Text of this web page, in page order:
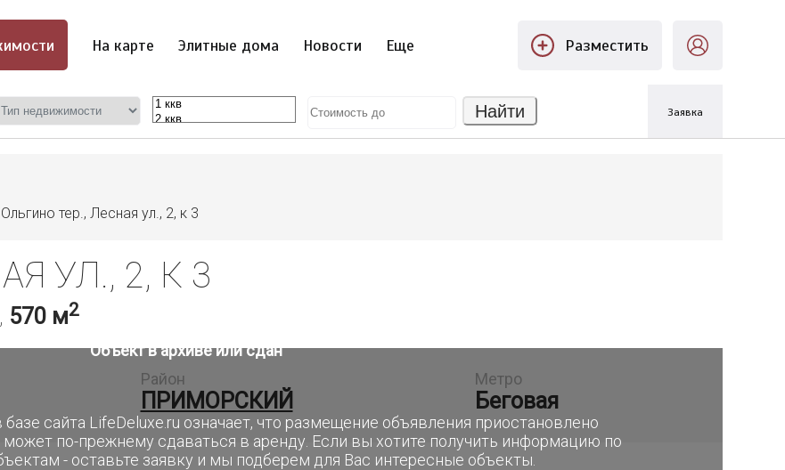
На карте Элитные дома Новости Еще Разместить
Найти Заявка
Ольгино тер., Лесная ул., 2, к 3
УЛ., 2, К 3
570 м2
Объект в архиве или сдан
сайта LifeDeluxe.ru означает, что размещение объявления приостановлено
по-прежнему сдаваться в аренду. Если вы хотите получить информацию по
- оставьте заявку и мы подберем для Вас интересные объекты.
Район
ПРИМОРСКИЙ
Метро
Беговая